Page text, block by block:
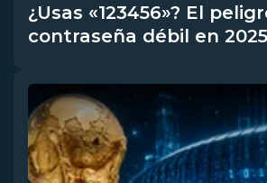
¿Usas «123456»? El
contraseña débil en 2025